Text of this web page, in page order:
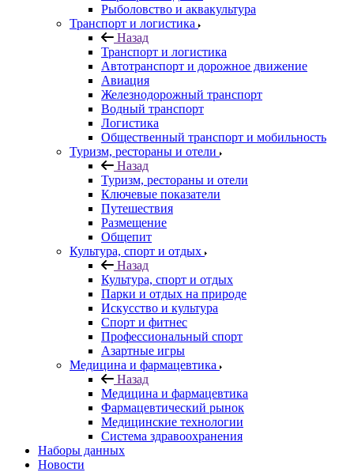
Рыболовство и аквакультура
Транспорт и логистика
Назад
Транспорт и логистика
Автотранспорт и дорожное движение
Авиация
Железнодорожный транспорт
Водный транспорт
Логистика
Общественный транспорт и мобильность
Туризм, рестораны и отели
Назад
Туризм, рестораны и отели
Ключевые показатели
Путешествия
Размещение
Общепит
Культура, спорт и отдых
Назад
Культура, спорт и отдых
Парки и отдых на природе
Искусство и культура
Спорт и фитнес
Профессиональный спорт
Азартные игры
Медицина и фармацевтика
Назад
Медицина и фармацевтика
Фармацевтический рынок
Медицинские технологии
Система здравоохранения
Наборы данных
Новости